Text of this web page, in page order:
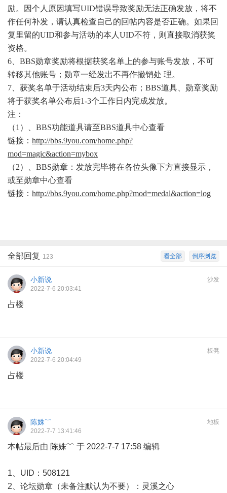
励。因个人原因填写UID错误导致奖励无法正确发放，将不
作任何补发，请认真检查自己的回帖内容是否正确。如果回
复里留的UID和参与活动的本人UID不符，则直接取消获奖
资格。
6、BBS勋章奖励将根据获奖名单上的参与账号发放，不可
转移其他账号；勋章一经发出不再作撤销处 理。
7、获奖名单于活动结束后3天内公布；BBS道具、勋章奖励
将于获奖名单公布后1-3个工作日内完成发放。
注：
（1）、BBS功能道具请至BBS道具中心查看
链接： http://bbs.9you.com/home.php?
mod=magic&action=mybox
（2）、BBS勋章：发放完毕将在各位头像下方直接显示，
或至勋章中心查看
链接： http://bbs.9you.com/home.php?mod=medal&action=log
倒序浏览
看全部
全部回复 123
沙发
小新说
2022-7-6 20:03:41
占楼
板凳
小新说
2022-7-6 20:04:49
占楼
地板
陈姝﹌
2022-7-7 13:41:46
本帖最后由 陈姝﹌ 于 2022-7-7 17:58 编辑
1、UID：508121
2、论坛勋章（未备注默认为不要）：灵溪之心